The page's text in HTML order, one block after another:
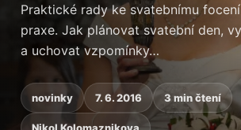
Praktické rady ke svatebnímu
praxe. Jak plánovat svatební den,
a uchovat vzpomínky…
novinky 7. 6. 2016 3 min čtení